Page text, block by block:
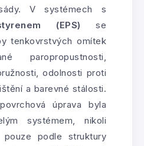
V systémech s
(EPS) se
tenkovrstvých omítek
paropropustnosti,
odolnosti proti
a barevné stálosti.
úprava byla
systémem, nikoli
pouze podle struktury